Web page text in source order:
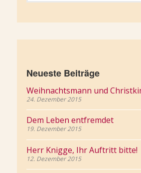
Neueste Beiträge
Weihnachtsmann und
24. Dezember 2015
Dem Leben entfremdet
19. Dezember 2015
Herr Knigge, Ihr Auftritt bitte!
12. Dezember 2015